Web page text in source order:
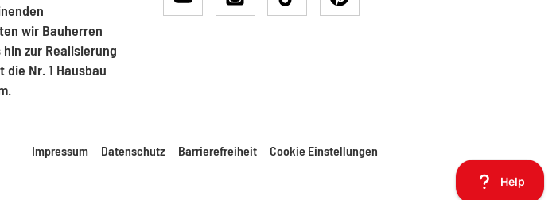
wir Bauherren
zur Realisierung
Nr. 1 Hausbau
Impressum Datenschutz Barrierefreiheit Cookie Einstellungen